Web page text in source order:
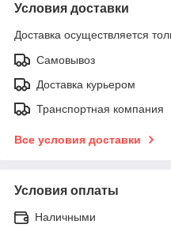
Условия доставки
Доставка осуществляется
Самовывоз
Доставка курьером
Транспортная компания
Все условия доставки
Условия оплаты
Наличными